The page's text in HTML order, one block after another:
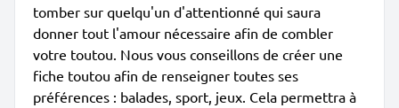
tomber sur quelqu'un d'attentionné qui saura
donner tout l'amour nécessaire afin de combler
votre toutou. Nous vous conseillons de créer une
fiche toutou afin de renseigner toutes ses
préférences : balades, sport, jeux. Cela permettra à